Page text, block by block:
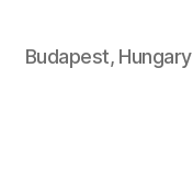
Budapest, Hungary